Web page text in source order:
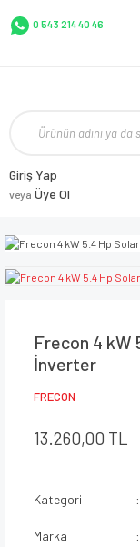
0 543 214 40 46
Giriş Yap
veya Üye Ol
Frecon 4 kW
İnverter
FRECON
13.260,00 TL
Kategori
Marka